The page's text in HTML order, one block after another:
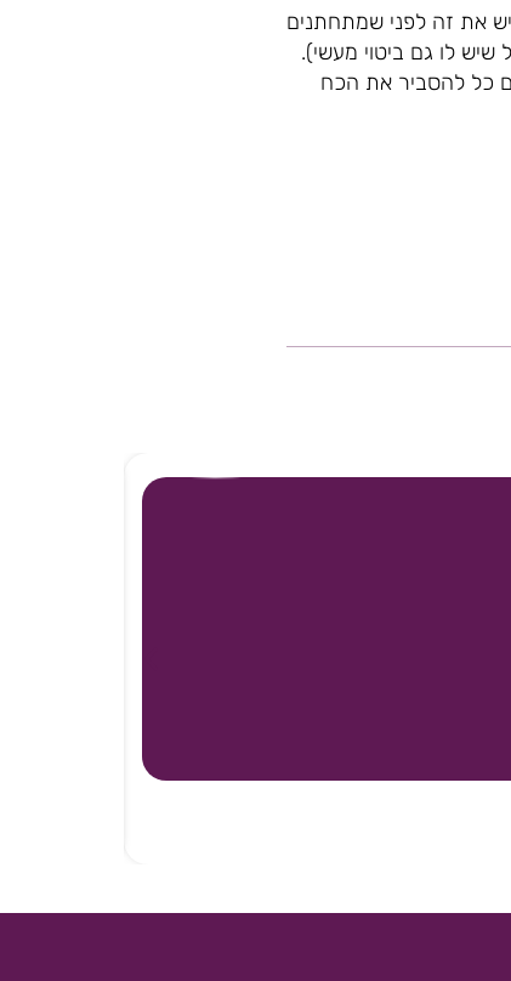
את זה לפני שמתחתנים
לו גם ביטוי מעשי).
כל להסביר את הכח